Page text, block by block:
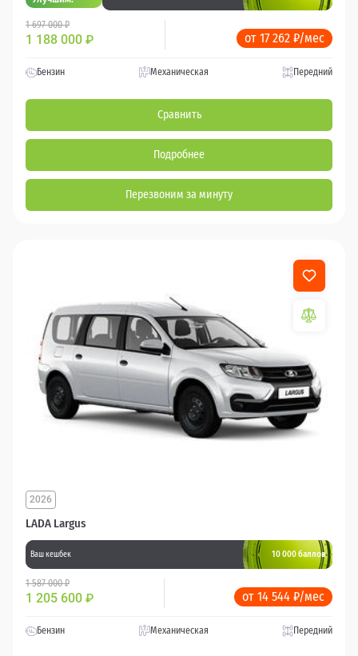
1 697 000 ₽
1 188 000 ₽ от 17 262 ₽/мес
Бензин Механическая Передний
Сравнить
Подробнее
Перезвоним за минуту
LADA Largus
2026
Ваш кешбек 10 000 баллов
1 587 000 ₽
1 205 600 ₽ от 14 544 ₽/мес
Бензин Механическая Передний